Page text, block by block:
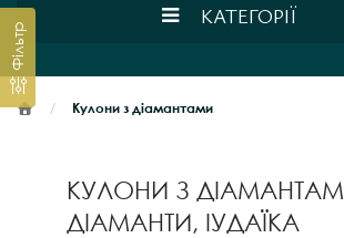
КАТЕГОРІЇ
Кулони з діамантами
КУЛОНИ З
ДІАМАНТИ, ІУДАЇКА
Фільтр